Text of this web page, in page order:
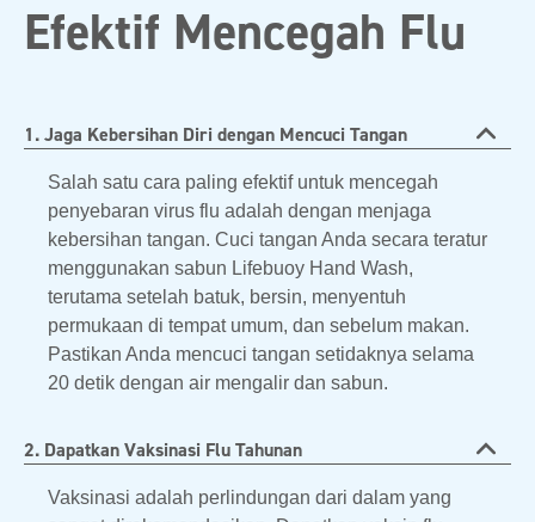
Efektif Mencegah Flu
1. Jaga Kebersihan Diri dengan Mencuci Tangan
Salah satu cara paling efektif untuk mencegah
penyebaran virus flu adalah dengan menjaga
kebersihan tangan. Cuci tangan Anda secara teratur
menggunakan sabun Lifebuoy Hand Wash,
terutama setelah batuk, bersin, menyentuh
permukaan di tempat umum, dan sebelum makan.
Pastikan Anda mencuci tangan setidaknya selama
20 detik dengan air mengalir dan sabun.
2. Dapatkan Vaksinasi Flu Tahunan
Vaksinasi adalah perlindungan dari dalam yang